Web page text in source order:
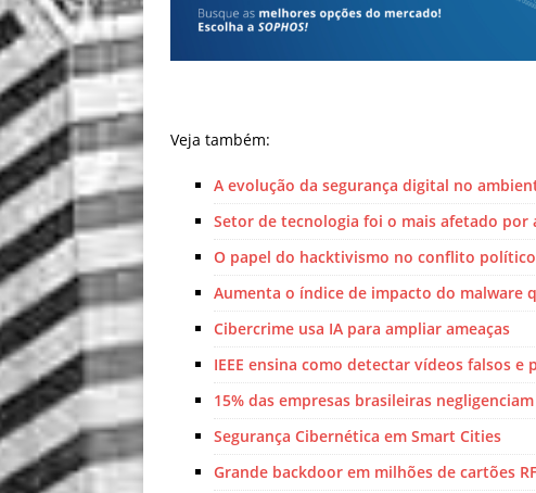
Veja também:
A evolução da segurança digital no
Setor de tecnologia foi o mais afetado por
O papel do hacktivismo no conflito político
Aumenta o índice de impacto do malware
Cibercrime usa IA para ampliar ameaças
IEEE ensina como detectar vídeos falsos e
15% das empresas brasileiras
Segurança Cibernética em Smart Cities
Grande backdoor em milhões de cartões